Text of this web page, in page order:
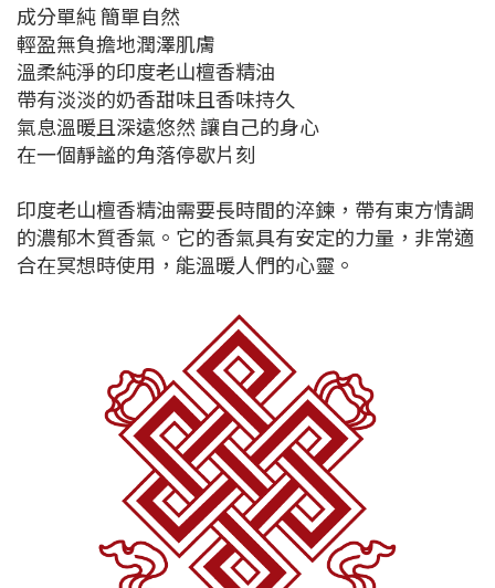
成分單純 簡單自然
輕盈無負擔地潤澤肌膚
溫柔純淨的印度老山檀香精油
帶有淡淡的奶香甜味且香味持久
氣息溫暖且深遠悠然 讓自己的身心
在一個靜謐的角落停歇片刻
印度老山檀香精油需要長時間的淬鍊，帶有東方情調
的濃郁木質香氣。它的香氣具有安定的力量，非常適
合在冥想時使用，能溫暖人們的心靈。